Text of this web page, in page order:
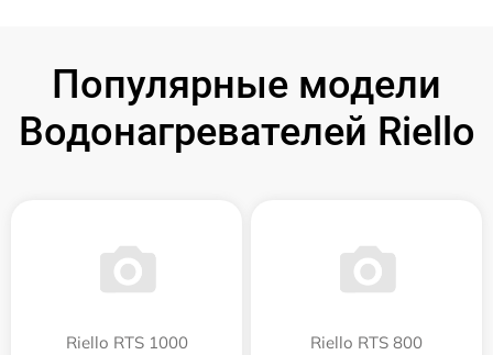
Популярные модели
Водонагревателей Riello
Riello RTS 1000 Riello RTS 800